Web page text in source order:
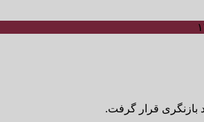
بازنگری قرار گرفت.